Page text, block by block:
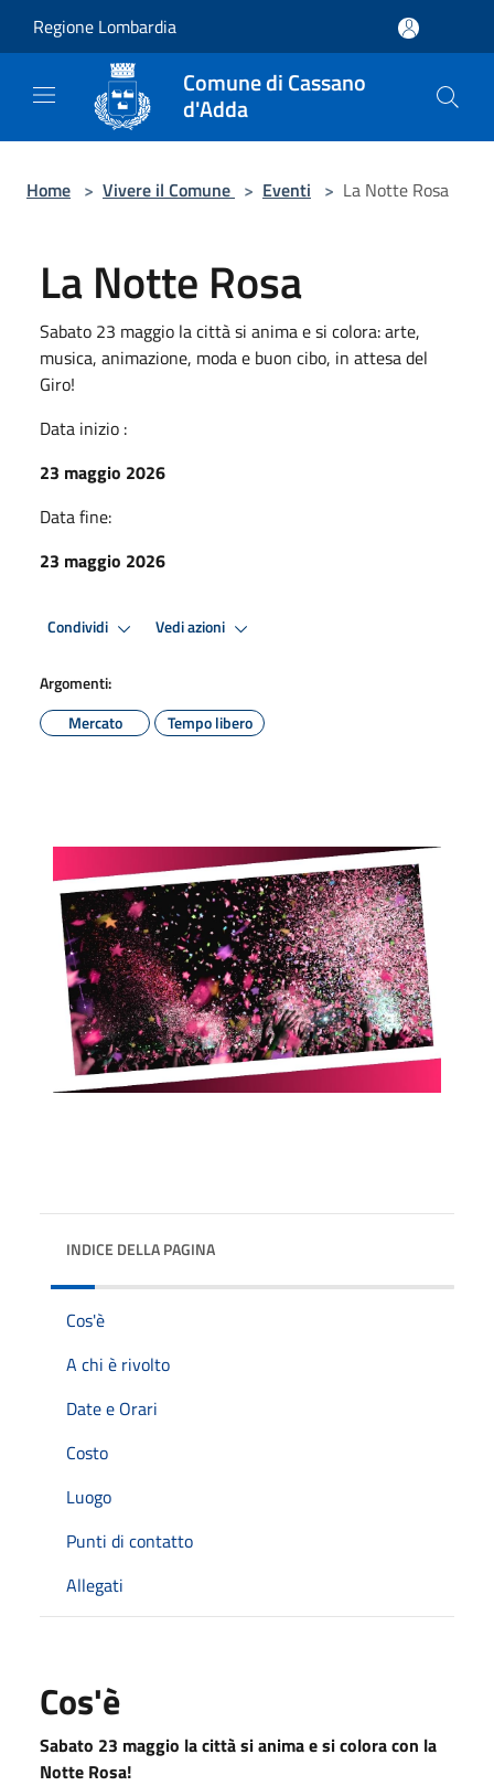
Regione Lombardia
Comune di Cassano
d'Adda
Home > Vivere il Comune > Eventi > La Notte Rosa
La Notte Rosa
Sabato 23 maggio la città si anima e si colora: arte,
musica, animazione, moda e buon cibo, in attesa del
Giro!
Data inizio :
23 maggio 2026
Data fine:
23 maggio 2026
Condividi Vedi azioni
Argomenti:
Mercato
Tempo libero
INDICE DELLA PAGINA
Cos'è
A chi è rivolto
Date e Orari
Costo
Luogo
Punti di contatto
Allegati
Cos'è
Sabato 23 maggio la città si anima e si colora con la
Notte Rosa!